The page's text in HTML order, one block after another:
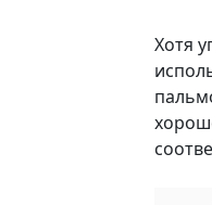
Хотя